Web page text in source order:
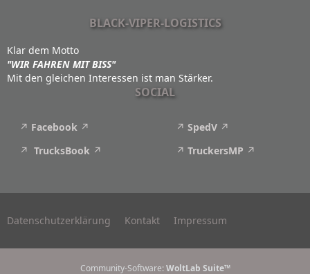
BLACK-VIPER-LOGISTICS
Klar dem Motto
"WIR FAHREN MIT BISS"
Mit den gleichen Interessen ist man Stärker.
SOCIAL
Facebook
TrucksBook
SpedV
TruckersMP
Datenschutzerklärung Kontakt Impressum
Community-Software: WoltLab Suite™